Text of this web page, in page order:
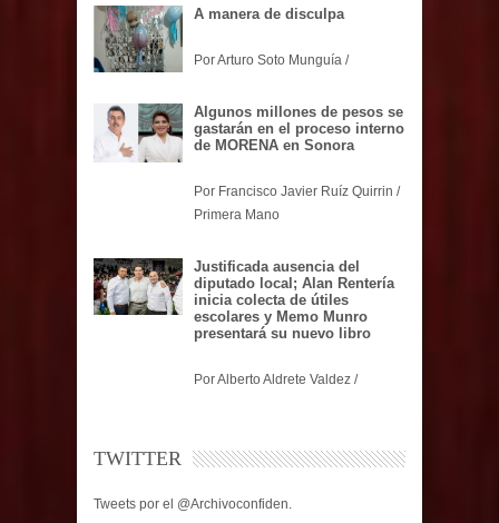
A manera de disculpa
Por Arturo Soto Munguía /
Algunos millones de pesos se
gastarán en el proceso interno
de MORENA en Sonora
Por Francisco Javier Ruíz Quirrin /
Primera Mano
Justificada ausencia del
diputado local; Alan Rentería
inicia colecta de útiles
escolares y Memo Munro
presentará su nuevo libro
Por Alberto Aldrete Valdez /
TWITTER
Tweets por el @Archivoconfiden.